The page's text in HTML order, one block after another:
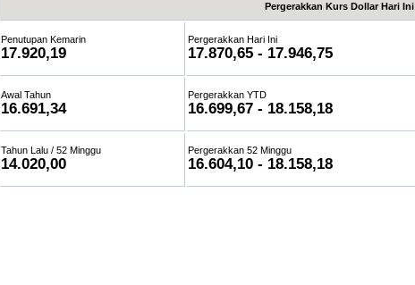
Pergerakkan Kurs Dollar Hari Ini
Penutupan Kemarin
17.920,19
Pergerakkan Hari Ini
17.870,65 - 17.946,75
Awal Tahun
16.691,34
Pergerakkan YTD
16.699,67 - 18.158,18
Tahun Lalu / 52 Minggu
14.020,00
Pergerakkan 52 Minggu
16.604,10 - 18.158,18